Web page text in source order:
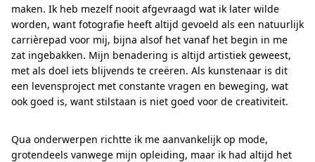
maken. Ik heb mezelf nooit afgevraagd wat ik later wilde
worden, want fotografie heeft altijd gevoeld als een natuurlijk
carrièrepad voor mij, bijna alsof het vanaf het begin in me
zat ingebakken. Mijn benadering is altijd artistiek geweest,
met als doel iets blijvends te creëren. Als kunstenaar is dit
een levensproject met constante vragen en beweging, wat
ook goed is, want stilstaan is niet goed voor de creativiteit.
Qua onderwerpen richtte ik me aanvankelijk op mode,
grotendeels vanwege mijn opleiding, maar ik had altijd het